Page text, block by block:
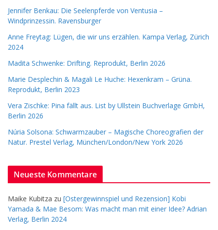
Jennifer Benkau: Die Seelenpferde von Ventusia –
Windprinzessin. Ravensburger
Anne Freytag: Lügen, die wir uns erzählen. Kampa Verlag, Zürich
2024
Madita Schwenke: Drifting. Reprodukt, Berlin 2026
Marie Desplechin & Magali Le Huche: Hexenkram – Grüna.
Reprodukt, Berlin 2023
Vera Zischke: Pina fällt aus. List by Ullstein Buchverlage GmbH,
Berlin 2026
Núria Solsona: Schwarmzauber – Magische Choreografien der
Natur. Prestel Verlag, München/London/New York 2026
Neueste Kommentare
Maike Kubitza zu [Ostergewinnspiel und Rezension] Kobi
Yamada & Mae Besom: Was macht man mit einer Idee? Adrian
Verlag, Berlin 2024